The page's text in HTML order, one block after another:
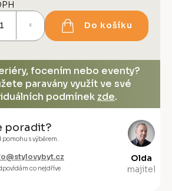
Do košíku
focením nebo eventy?
paravány využít ve své
podmínek zde.
poradit?
pomohu s výběrem.
co nejdříve
Olda
majitel